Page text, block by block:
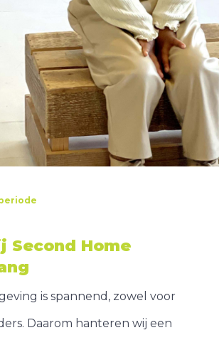
Second Home
is spannend, zowel voor
Daarom hanteren wij een